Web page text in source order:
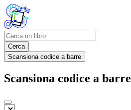
Cerca
Scansiona codice a barre
Scansiona codice a barre